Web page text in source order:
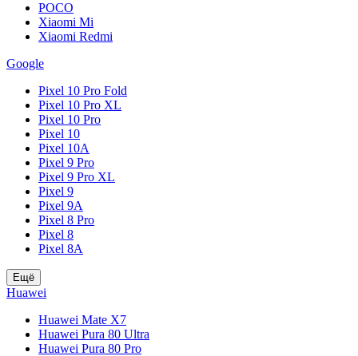
POCO
Xiaomi Mi
Xiaomi Redmi
Google
Pixel 10 Pro Fold
Pixel 10 Pro XL
Pixel 10 Pro
Pixel 10
Pixel 10A
Pixel 9 Pro
Pixel 9 Pro XL
Pixel 9
Pixel 9A
Pixel 8 Pro
Pixel 8
Pixel 8A
Ещё
Huawei
Huawei Mate X7
Huawei Pura 80 Ultra
Huawei Pura 80 Pro